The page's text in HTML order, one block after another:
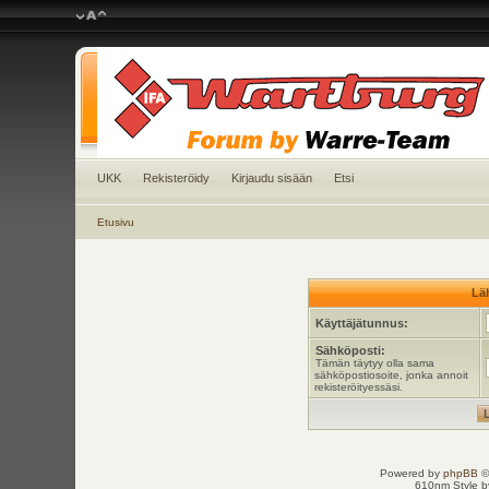
UKK Rekisteröidy Kirjaudu sisään Etsi
Etusivu
Käyttäjätunnus:
Sähköposti:
Tämän täytyy olla sama
sähköpostiosoite, jonka annoit
rekisteröityessäsi.
Powered by phpBB
610nm Style